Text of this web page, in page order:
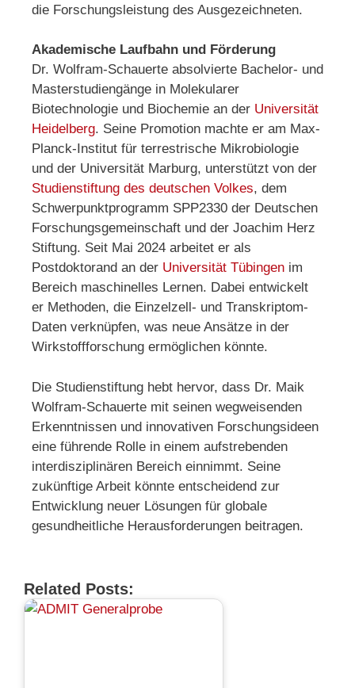
die Forschungsleistung des Ausgezeichneten.
Akademische Laufbahn und Förderung
Dr. Wolfram-Schauerte absolvierte Bachelor- und
Masterstudiengänge in Molekularer
Biotechnologie und Biochemie an der Universität
Heidelberg. Seine Promotion machte er am Max-
Planck-Institut für terrestrische Mikrobiologie
und der Universität Marburg, unterstützt von der
Studienstiftung des deutschen Volkes, dem
Schwerpunktprogramm SPP2330 der Deutschen
Forschungsgemeinschaft und der Joachim Herz
Stiftung. Seit Mai 2024 arbeitet er als
Postdoktorand an der Universität Tübingen im
Bereich maschinelles Lernen. Dabei entwickelt
er Methoden, die Einzelzell- und Transkriptom-
Daten verknüpfen, was neue Ansätze in der
Wirkstoffforschung ermöglichen könnte.
Die Studienstiftung hebt hervor, dass Dr. Maik
Wolfram-Schauerte mit seinen wegweisenden
Erkenntnissen und innovativen Forschungsideen
eine führende Rolle in einem aufstrebenden
interdisziplinären Bereich einnimmt. Seine
zukünftige Arbeit könnte entscheidend zur
Entwicklung neuer Lösungen für globale
gesundheitliche Herausforderungen beitragen.
Related Posts: